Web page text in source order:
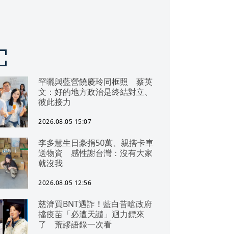
罕曬與藍營饒慶玲同框照 蔡英
文：好的地方政治是終結對立、
彼此接力
2026.08.05 15:07
李多慧生日豪捐50萬、親搭卡車
送物資 感性謝台灣：沒有大家
就沒我
2026.08.05 12:56
慈濟買BNT遇詐！藍白昔嗆政府
擋疫苗「必遭天譴」迴力鏢來
了 荒謬語錄一次看